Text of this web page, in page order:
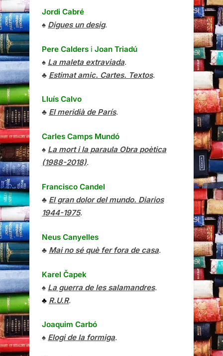
Jordi Cabré
♠ Digues un desig.
Pere Calders i Joan Triadú
♠ La maleta extraviada.
♣ Estimat amic. Cartes. Textos.
Lluís Calvo
♣ El meridià de París.
Carles Camps Mundó
♠ La mort i la paraula Obra poètica
(1988-2018).
Francisco Candel
♣ El gran dolor del mundo. Diarios
1944-1975.
Neus Canyelles
♣ Mai no sé què fer fora de casa.
Karel Čapek
♠ La guerra de les salamandres.
♣ R.U.R.
Joaquim Carbó
♠ Elogi de la formiga.